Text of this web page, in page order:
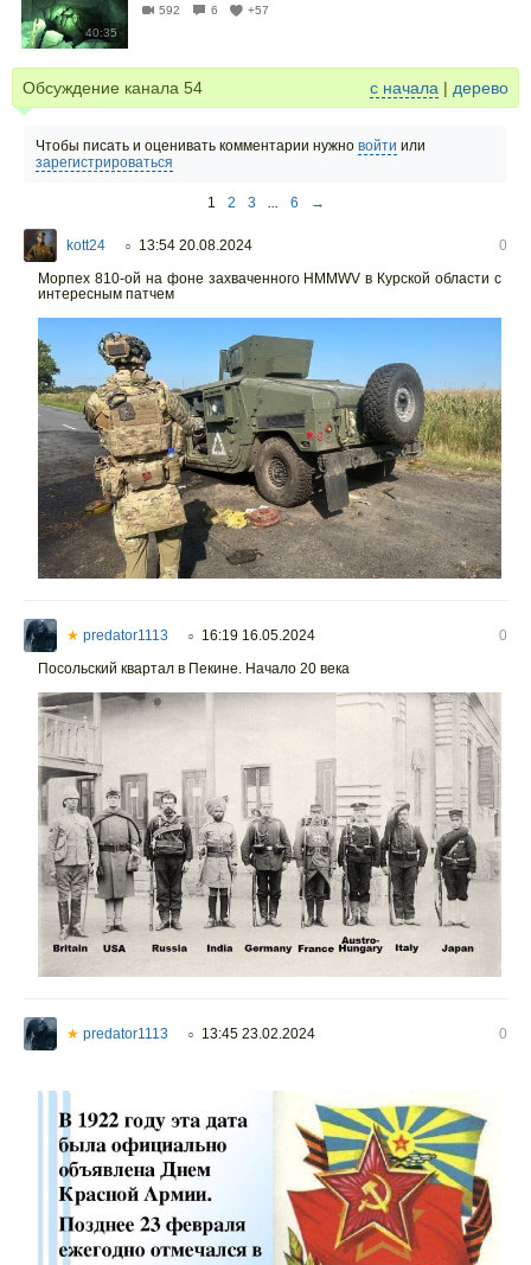
40:35
592 6 +57
Обсуждение канала 54 с начала | дерево
Чтобы писать и оценивать комментарии нужно войти или
зарегистрироваться
1 2 3 ... 6 →
kott24 ○ 13:54 20.08.2024
0
Морпех 810-ой на фоне захваченного HMMWV в Курской области с
интересным патчем
★ predator1113 ○ 16:19 16.05.2024
0
Посольский квартал в Пекине. Начало 20 века
★ predator1113 ○ 13:45 23.02.2024 0